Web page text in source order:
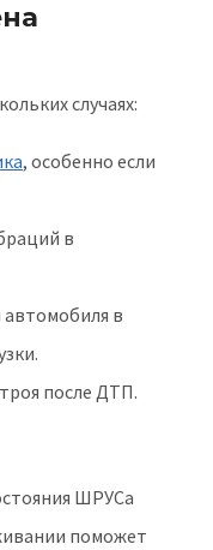
случаях:
, особенно если
в
автомобиля в
после ДТП.
ШРУСа
поможет